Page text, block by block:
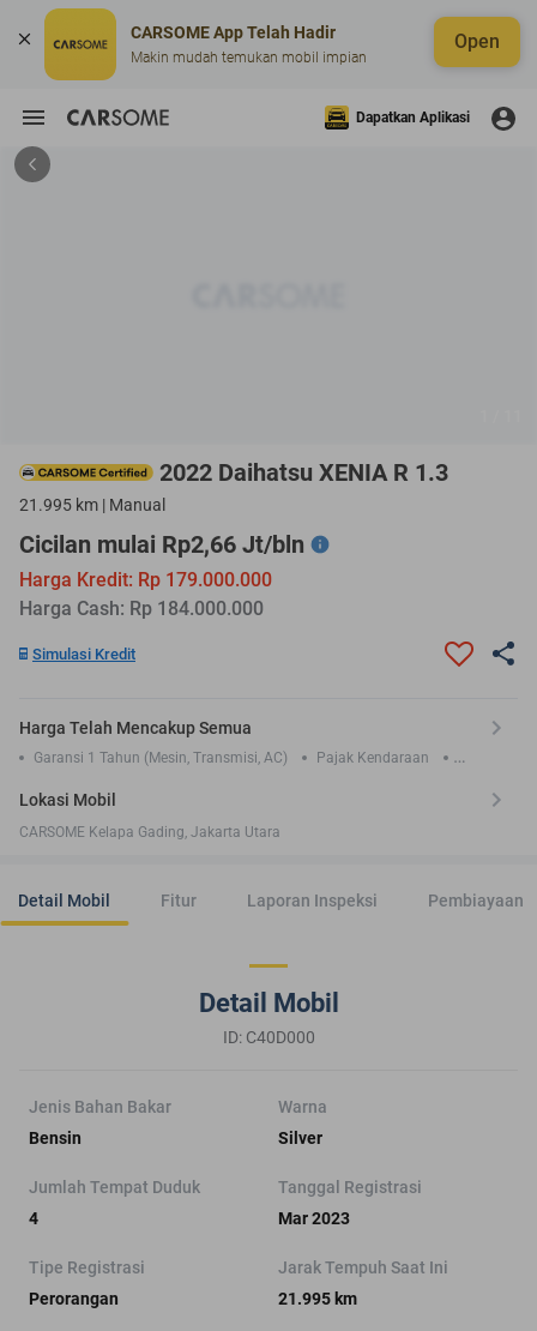
CARSOME App Telah Hadir
Makin mudah temukan mobil impian
Open
Dapatkan Aplikasi
2022 Daihatsu XENIA R 1.3
21.995 km | Manual
Cicilan mulai Rp2,66 Jt/bln
Harga Kredit: Rp 179.000.000
Harga Cash: Rp 184.000.000
Simulasi Kredit
Harga Telah Mencakup Semua
Garansi 1 Tahun (Mesin, Transmisi, AC)
Pajak Kendaraan
Lokasi Mobil
CARSOME Kelapa Gading, Jakarta Utara
Detail Mobil Fitur Laporan Inspeksi Pembiayaan
Detail Mobil
ID: C40D000
Jenis Bahan Bakar
Bensin
Warna
Silver
Jumlah Tempat Duduk
4
Tanggal Registrasi
Mar 2023
Tipe Registrasi
Perorangan
Jarak Tempuh Saat Ini
21.995 km